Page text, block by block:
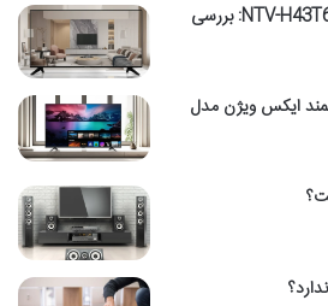
تلویزیون نکسار 43 اینچ NTV-H43T618N: بررسی
65 اینچ هوشمند ایکس ویژن مدل